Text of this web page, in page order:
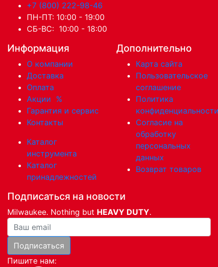
+7 (800) 222-98-46
ПН-ПТ: 10:00 - 19:00
СБ-ВС: 10:00 - 18:00
Информация
О компании
Доставка
Оплата
Акции %
Гарантия и сервис
Контакты
Каталог
инструмента
Каталог
принадлежностей
Дополнительно
Карта сайта
Пользовательское
соглашение
Политика
Согласие на
обработку
персональных
данных
Возврат товаров
Подписаться на новости
Milwaukee. Nothing but HEAVY DUTY.
Ваша почта
Подписаться
Пишите нам: